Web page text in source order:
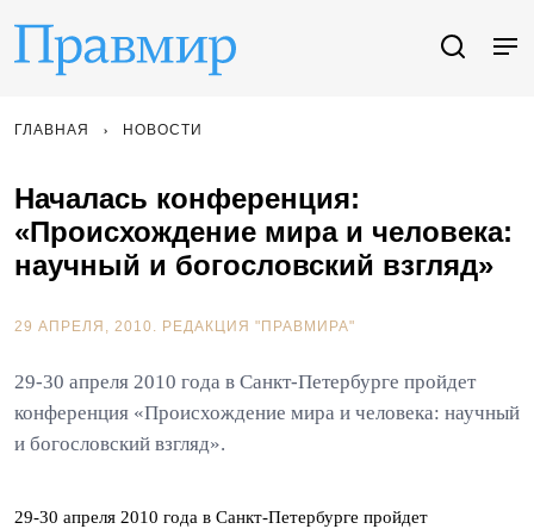
ГЛАВНАЯ НОВОСТИ
Началась конференция:
«Происхождение мира и человека:
научный и богословский взгляд»
29 АПРЕЛЯ, 2010. РЕДАКЦИЯ "ПРАВМИРА"
29-30 апреля 2010 года в Санкт-Петербурге пройдет
конференция «Происхождение мира и человека: научный
и богословский взгляд».
29-30 апреля 2010 года в Санкт-Петербурге пройдет